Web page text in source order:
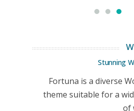
Stunning
Fortuna is a diverse
theme suitable for a
of